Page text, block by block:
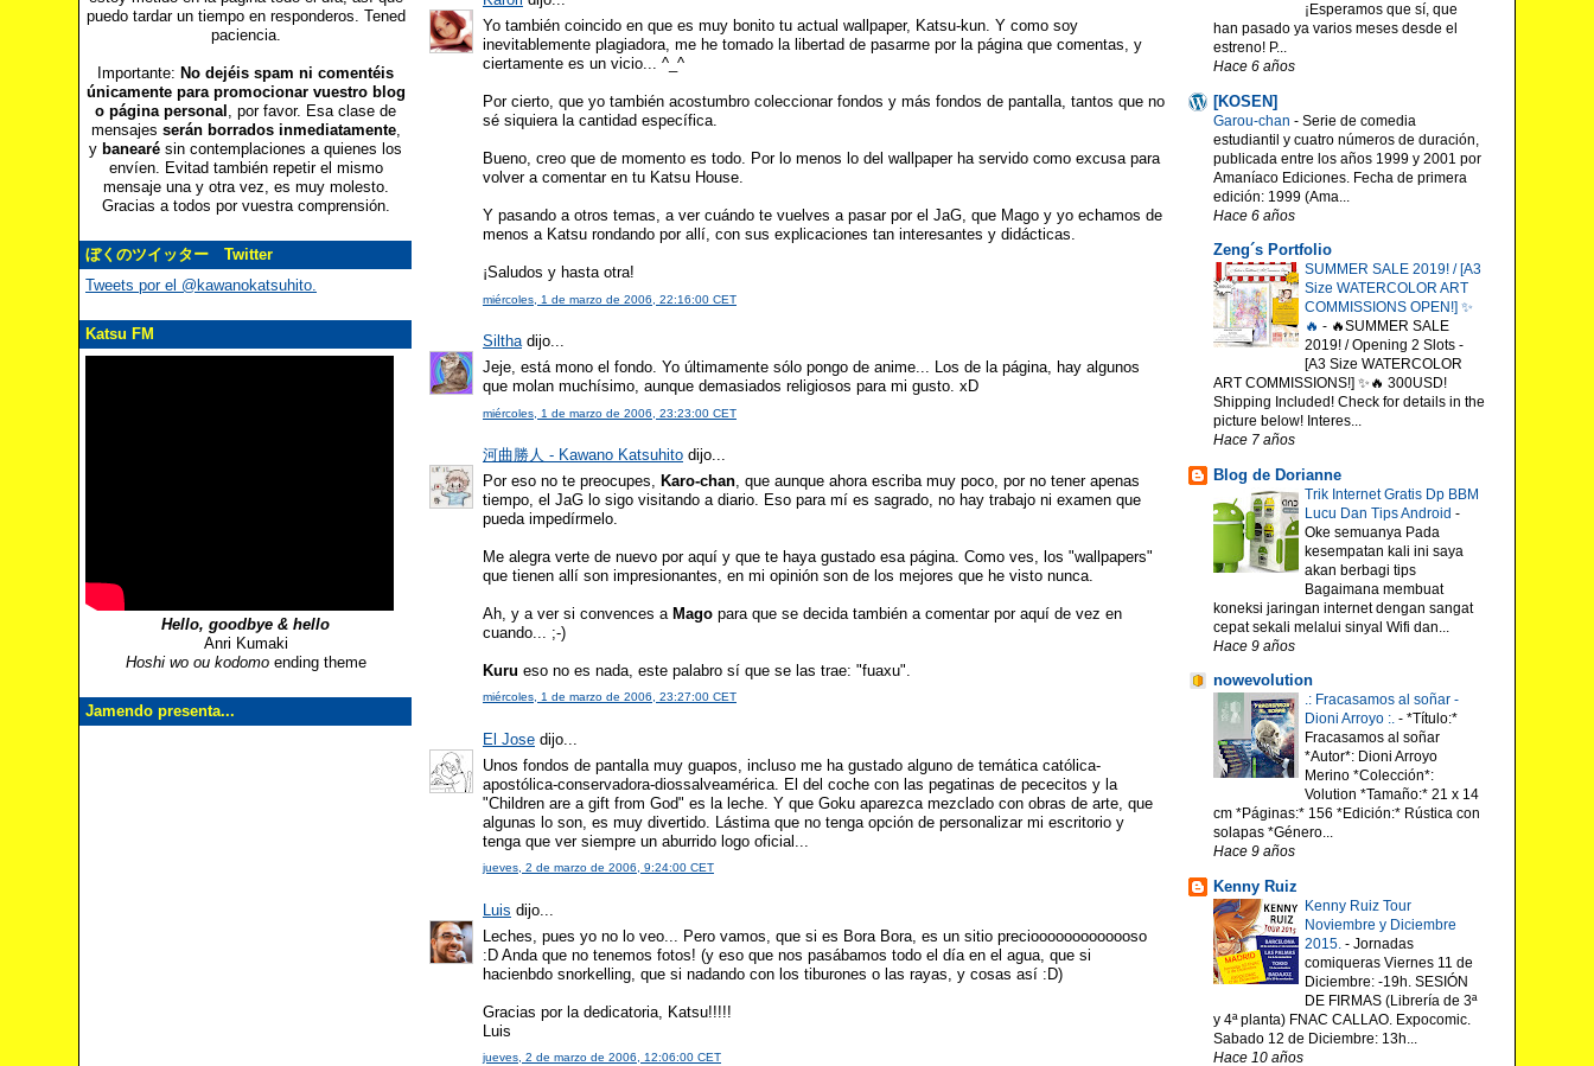
puedo tardar un tiempo en responderos. Tened
paciencia.
Importante: No dejéis spam ni comentéis
únicamente para promocionar vuestro blog
o página personal
, por favor. Esa clase de
mensajes serán borrados inmediatamente,
y banearé sin contemplaciones a quienes los
envíen. Evitad también repetir el mismo
mensaje una y otra vez, es muy molesto.
Gracias a todos por vuestra comprensión.
ぼくのツイッター Twitter
Tweets por el @kawanokatsuhito.
Katsu FM
Hello, goodbye & hello
Anri Kumaki
Hoshi wo ou kodomoending theme
Jamendo presenta...
Yo también coincido en que es muy bonito tu actual wallpaper, Katsu-kun. Y como soy
inevitablemente plagiadora, me he tomado la libertad de pasarme por la página que comentas, y
ciertamente es un vicio... ^_^
Por cierto, que yo también acostumbro coleccionar fondos y más fondos de pantalla, tantos que no
sé siquiera la cantidad específica.
Bueno, creo que de momento es todo. Por lo menos lo del wallpaper ha servido como excusa para
volver a comentar en tu Katsu House.
Y pasando a otros temas, a ver cuándo te vuelves a pasar por el JaG, que Mago y yo echamos de
menos a Katsu rondando por allí, con sus explicaciones tan interesantes y didácticas.
¡Saludos y hasta otra!
miércoles, 1 de marzo de 2006, 22:16:00 CET
Siltha dijo...
Jeje, está mono el fondo. Yo últimamente sólo pongo de anime... Los de la página, hay algunos
que molan muchísimo, aunque demasiados religiosos para mi gusto. xD
miércoles, 1 de marzo de 2006, 23:23:00 CET
河曲勝人 - Kawano Katsuhito dijo...
Por eso no te preocupes, Karo-chan, que aunque ahora escriba muy poco, por no tener apenas
tiempo, el JaG lo sigo visitando a diario. Eso para mí es sagrado, no hay trabajo ni examen que
pueda impedírmelo.
Me alegra verte de nuevo por aquí y que te haya gustado esa página. Como ves, los "wallpapers"
que tienen allí son impresionantes, en mi opinión son de los mejores que he visto nunca.
Ah, y a ver si convences a Mago para que se decida también a comentar por aquí de vez en
cuando... ;-)
Kuru eso no es nada, este palabro sí que se las trae: "fuaxu".
miércoles, 1 de marzo de 2006, 23:27:00 CET
El Jose dijo...
Unos fondos de pantalla muy guapos, incluso me ha gustado alguno de temática católica-
apostólica-conservadora-diossalveamérica. El del coche con las pegatinas de pececitos y la
"Children are a gift from God" es la leche. Y que Goku aparezca mezclado con obras de arte, que
algunas lo son, es muy divertido. Lástima que no tenga opción de personalizar mi escritorio y
tenga que ver siempre un aburrido logo oficial...
jueves, 2 de marzo de 2006, 9:24:00 CET
Luis dijo...
Leches, pues yo no lo veo... Pero vamos, que si es Bora Bora, es un sitio preciooooooooooooso
:D Anda que no tenemos fotos! (y eso que nos pasábamos todo el día en el agua, que si
hacienbdo snorkelling, que si nadando con los tiburones o las rayas, y cosas así :D)
Gracias por la dedicatoria, Katsu!!!!!
Luis
jueves, 2 de marzo de 2006, 12:06:00 CET
¡Esperamos que sí, que
han pasado ya varios meses desde el
estreno! P...
Hace 6 años
[KOSEN]
Garou-chan - Serie de comedia
estudiantil y cuatro números de duración,
publicada entre los años 1999 y 2001 por
Amaníaco Ediciones. Fecha de primera
edición: 1999 (Ama...
Hace 6 años
Zeng´s Portfolio
SUMMER SALE 2019! / [A3
Size WATERCOLOR ART
COMMISSIONS OPEN!] ✨
🔥 - 🔥SUMMER SALE
2019! / Opening 2 Slots -
[A3 Size WATERCOLOR
ART COMMISSIONS!] ✨🔥 300USD!
Shipping Included! Check for details in the
picture below! Interes...
Hace 7 años
Blog de Dorianne
Trik Internet Gratis Dp BBM
Lucu Dan Tips Android -
Oke semuanya Pada
kesempatan kali ini saya
akan berbagi tips
Bagaimana membuat
koneksi jaringan internet dengan sangat
cepat sekali melalui sinyal Wifi dan...
Hace 9 años
nowevolution
.: Fracasamos al soñar -
Dioni Arroyo :. - *Título:*
Fracasamos al soñar
*Autor*: Dioni Arroyo
Merino *Colección*:
Volution *Tamaño:* 21 x 14
cm *Páginas:* 156 *Edición:* Rústica con
solapas *Género...
Hace 9 años
Kenny Ruiz
Kenny Ruiz Tour
Noviembre y Diciembre
2015. - Jornadas
comiqueras Viernes 11 de
Diciembre: -19h. SESIÓN
DE FIRMAS (Librería de 3ª
y 4ª planta) FNAC CALLAO. Expocomic.
Sabado 12 de Diciembre: 13h...
Hace 10 años